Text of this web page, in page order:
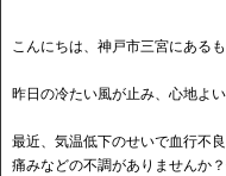
こんにちは、神戸市三宮にあるも
昨日の冷たい風が止み、心地よ
最近、気温低下のせいで血行不
痛みなどの不調がありませんか